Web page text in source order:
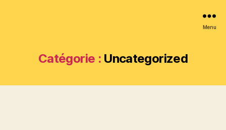
Menu
Catégorie : Uncategorized